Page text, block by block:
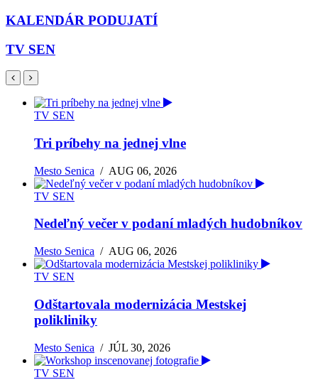
KALENDÁR PODUJATÍ
TV SEN
TV SEN
Tri príbehy na jednej vlne
Mesto Senica /AUG 06, 2026
TV SEN
Nedeľný večer v podaní mladých hudobníkov
Mesto Senica /AUG 06, 2026
TV SEN
Odštartovala modernizácia Mestskej
polikliniky
Mesto Senica /JÚL 30, 2026
TV SEN